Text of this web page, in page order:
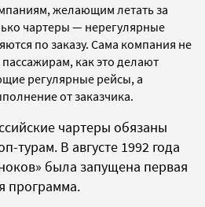
желающим летать за
чартеры — нерегулярные
по заказу. Сама компания не
как это делают
регулярные рейсы, а
от заказчика.
чартеры обязаны
турам. В августе 1992 года
была запущена первая
программа.